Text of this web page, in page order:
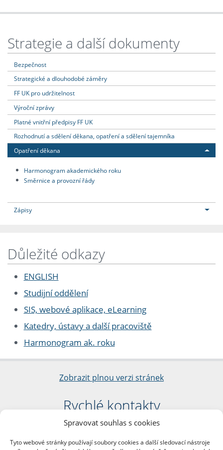
Spravovat souhlas s cookies
Tyto webové stránky používají soubory cookies a další sledovací nástroje
Strategie a další dokumenty
Bezpečnost
Strategické a dlouhodobé záměry
FF UK pro udržitelnost
Výroční zprávy
Platné vnitřní předpisy FF UK
Rozhodnutí a sdělení děkana, opatření a sdělení tajemníka
Opatření děkana
Harmonogram akademického roku
Směrnice a provozní řády
Zápisy
Důležité odkazy
ENGLISH
Studijní oddělení
SIS, webové aplikace, eLearning
Katedry, ústavy a další pracoviště
Harmonogram ak. roku
Zobrazit plnou verzi stránek
Rychlé kontakty
Filozofická fakulta
nám. Jana Palacha 1/2